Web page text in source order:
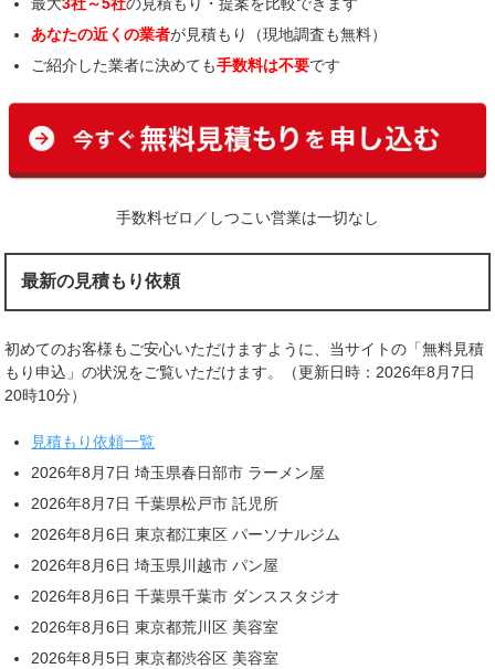
あなたの近くの業者が見積もり（現地調査も無料）
ご紹介した業者に決めても手数料は不要です
手数料ゼロ／しつこい営業は一切なし
最新の見積もり依頼
初めてのお客様もご安心いただけますように、当サイトの「無料見積
もり申込」の状況をご覧いただけます。（更新日時：2026年8月7日
20時10分）
見積もり依頼一覧
2026年8月7日 埼玉県春日部市 ラーメン屋
2026年8月7日 千葉県松戸市 託児所
2026年8月6日 東京都江東区 パーソナルジム
2026年8月6日 埼玉県川越市 パン屋
2026年8月6日 千葉県千葉市 ダンススタジオ
2026年8月6日 東京都荒川区 美容室
2026年8月5日 東京都渋谷区 美容室